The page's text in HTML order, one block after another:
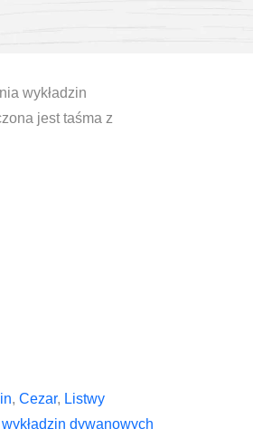
wykładzin
jest taśma z
, Cezar, Listwy
dywanowych